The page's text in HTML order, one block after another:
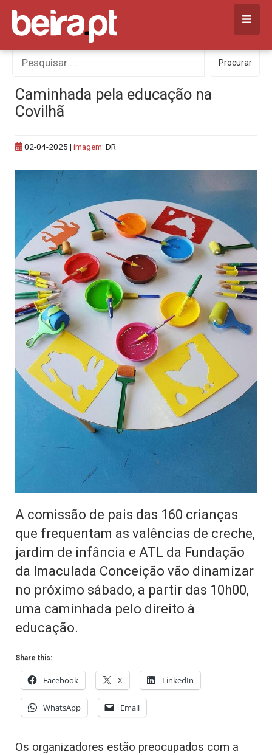
Skip
content
Procurar
por:
Procurar
Caminhada pela educação na
Covilhã
02-04-2025 | imagem: DR
A comissão de pais das 160 crianças
que frequentam as valências de creche,
jardim de infância e ATL da Fundação
da Imaculada Conceição vão dinamizar
no próximo sábado, a partir das 10h00,
uma caminhada pelo direito à
educação.
Share this:
Facebook X LinkedIn
WhatsApp Email
Os organizadores estão preocupados com a